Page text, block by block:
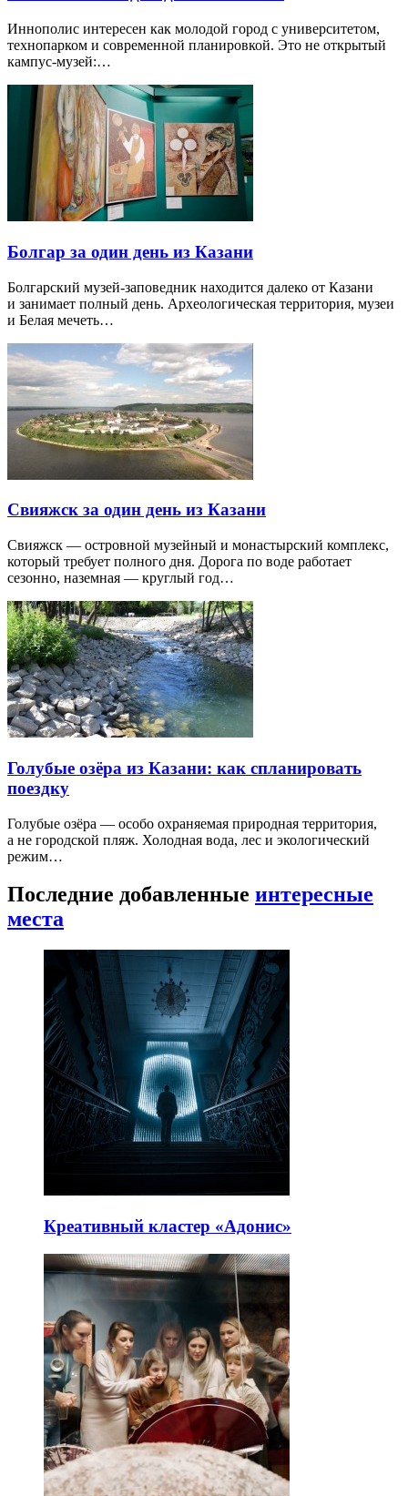
Иннополис интересен как молодой город с университетом,
технопарком и современной планировкой. Это не открытый
кампус-музей:…
Болгар за один день из Казани
Болгарский музей-заповедник находится далеко от Казани
и занимает полный день. Археологическая территория, музеи
и Белая мечеть…
Свияжск за один день из Казани
Свияжск — островной музейный и монастырский комплекс,
который требует полного дня. Дорога по воде работает
сезонно, наземная — круглый год…
Голубые озёра из Казани: как спланировать
поездку
Голубые озёра — особо охраняемая природная территория,
а не городской пляж. Холодная вода, лес и экологический
режим…
Последние добавленные интересные
места
Креативный кластер «Адонис»